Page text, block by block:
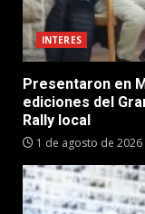
INTERES
Presentaron en
ediciones del
Rally local
1 de agosto de 2026